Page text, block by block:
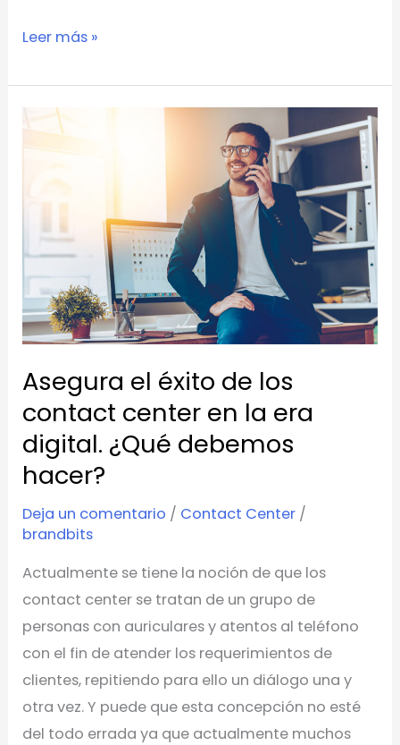
Leer más »
Asegura el éxito de los
contact center en la era
digital. ¿Qué debemos
hacer?
Deja un comentario / Contact Center /
brandbits
Actualmente se tiene la noción de que los
contact center se tratan de un grupo de
personas con auriculares y atentos al teléfono
con el fin de atender los requerimientos de
clientes, repitiendo para ello un diálogo una y
otra vez. Y puede que esta concepción no esté
del todo errada ya que actualmente muchos
Asegura
el
contact
center
en
la
digital.
¿Qué
debemos
hacer?